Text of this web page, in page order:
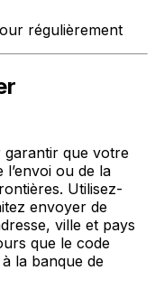
régulièrement
garantir que votre
ou de la
Utilisez-
envoyer de
ville et pays
que le code
la banque de